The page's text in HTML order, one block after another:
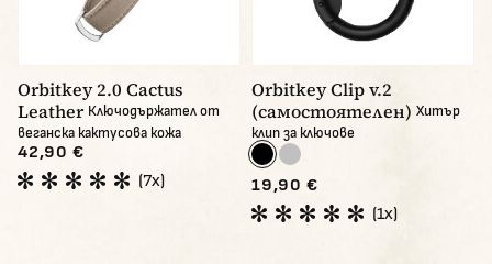
Orbitkey 2.0 Cactus
Leather Ключодържател от
веганска кактусова кожа
42,90 €
(7x)
Orbitkey Clip v.2
(самостоятелен) Хитър
клип за ключове
19,90 €
(1x)